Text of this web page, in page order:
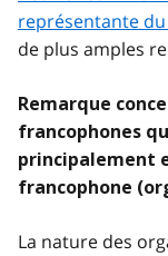
représentante
de plus amples
Remarque
francophones
principalement
francophone
La nature des